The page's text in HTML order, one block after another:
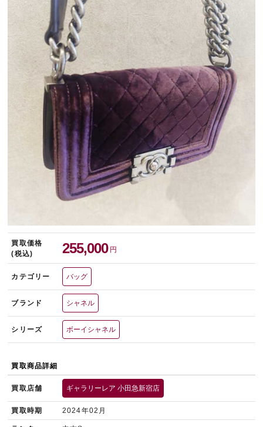
中野ブロードウェイ
宅配買取を申し込む
無料の宅配キットをお届けします
買取価格
(税込)
255,000 円
カテゴリー バッグ
ブランド シャネル
シリーズ ボーイシャネル
買取商品詳細
買取店舗 ギャラリーレア 小田急新宿店
買取時期 2024年02月